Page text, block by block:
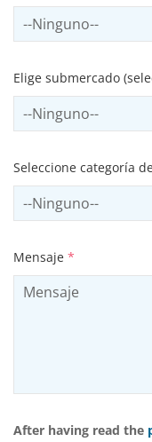
Select sector
Elige submercado
Select subSector
Seleccione categoría
Select
Mensaje *
After having read the